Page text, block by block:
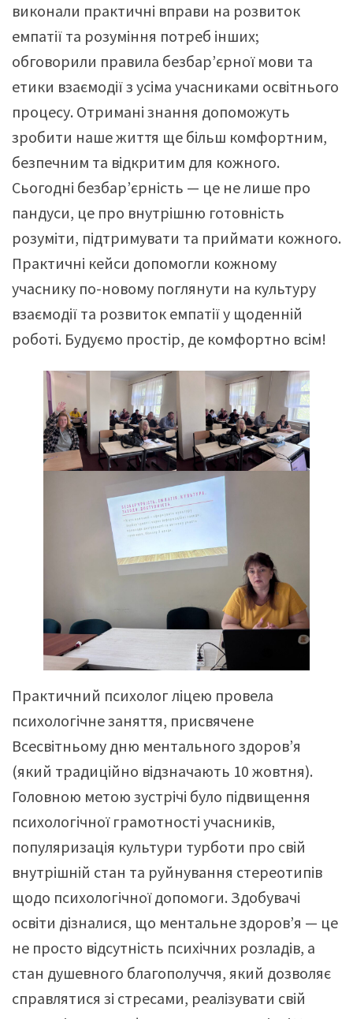
виконали практичні вправи на розвиток
емпатії та розуміння потреб інших;
обговорили правила безбарʼєрної мови та
етики взаємодії з усіма учасниками освітнього
процесу. Отримані знання допоможуть
зробити наше життя ще більш комфортним,
безпечним та відкритим для кожного.
Сьогодні безбарʼєрність — це не лише про
пандуси, це про внутрішню готовність
розуміти, підтримувати та приймати кожного.
Практичні кейси допомогли кожному
учаснику по-новому поглянути на культуру
взаємодії та розвиток емпатії у щоденній
роботі. Будуємо простір, де комфортно всім!
Практичний психолог ліцею провела
психологічне заняття, присвячене
Всесвітньому дню ментального здоров’я
(який традиційно відзначають 10 жовтня).
Головною метою зустрічі було підвищення
психологічної грамотності учасників,
популяризація культури турботи про свій
внутрішній стан та руйнування стереотипів
щодо психологічної допомоги. Здобувачі
освіти дізналися, що ментальне здоров’я — це
не просто відсутність психічних розладів, а
стан душевного благополуччя, який дозволяє
справлятися зі стресами, реалізувати свій